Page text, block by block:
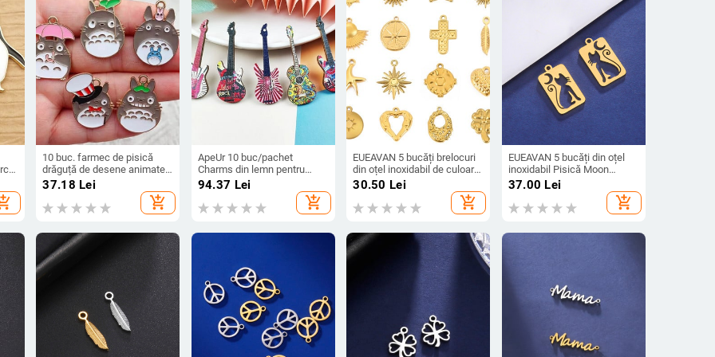
10 buc. farmec de pisică
drăguță de desene animate
email pentru fabricarea de
bijuterii, cercei, pandantiv,
colier, brățări, accesorii,
37.18 Lei
add_shopping_cart
ApeUr 10 buc/pachet
Charms din lemn pentru
chitară, potrivite pentru
realizarea de bijuterii pentru
instrumente muzicale,
pandantiv pentru cercei,
94.37 Lei
add_shopping_cart
EUEAVAN 5 bucăți brelocuri
din oțel inoxidabil de culoare
aurie pentru realizarea de
pandantiv, accesorii pentru
30.50 Lei
add_shopping_cart
EUEAVAN 5 bucăți din oțel
inoxidabil Pisică Moon
Charms pentru cercei Colier
realizare Animal Charm
37.00 Lei
add_shopping_cart